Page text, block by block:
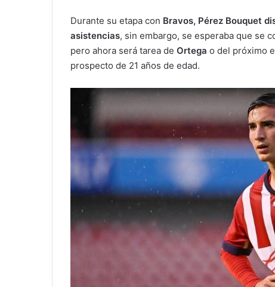
Durante su etapa con Bravos, Pérez Bouquet
asistencias, sin embargo, se esperaba que se
pero ahora será tarea de Ortega o del próximo
prospecto de 21 años de edad.